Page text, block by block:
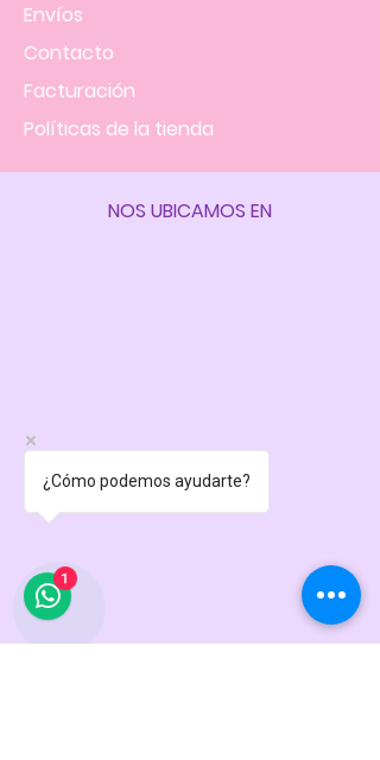
Envíos
Contacto
Facturación
Políticas de la tienda
NOS UBICAMOS EN
¿Cómo podemos ayudarte?
1